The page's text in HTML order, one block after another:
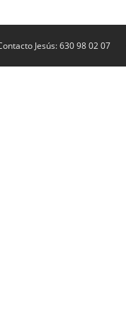
Jesús: 630 98 02 07